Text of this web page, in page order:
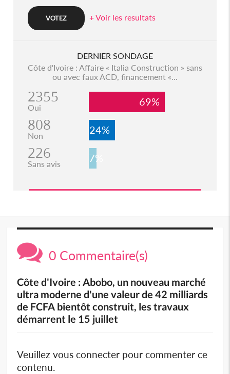
+ Voir les resultats
DERNIER SONDAGE
Côte d'Ivoire : Affaire « Italia Construction » sans
ou avec faux ACD, financement «...
2355
Oui 69%
808
Non 24%
226
Sans avis 7%
0 Commentaire(s)
Côte d'Ivoire : Abobo, un nouveau marché
ultra moderne d'une valeur de 42 milliards
de FCFA bientôt construit, les travaux
démarrent le 15 juillet
Veuillez vous connecter pour commenter ce
contenu.